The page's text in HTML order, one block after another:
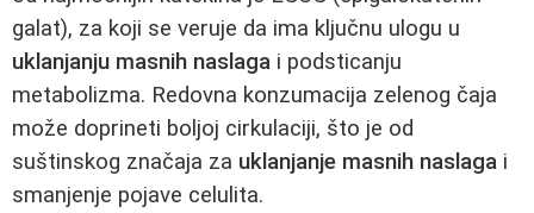
galat), za koji se veruje da ima ključnu ulogu u
uklanjanju masnih naslaga i podsticanju
metabolizma. Redovna konzumacija zelenog čaja
može doprineti boljoj cirkulaciji, što je od
suštinskog značaja za uklanjanje masnih naslaga i
smanjenje pojave celulita.